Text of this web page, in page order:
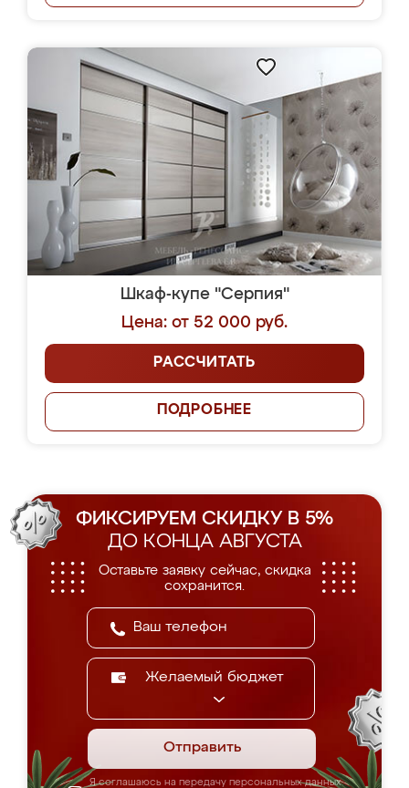
Шкаф-купе "Серпия"
Цена: от 52 000 руб.
РАССЧИТАТЬ
ПОДРОБНЕЕ
ФИКСИРУЕМ СКИДКУ В 5%
ДО КОНЦА АВГУСТА
Оставьте заявку сейчас, скидка
сохранится.
Желаемый бюджет
Отправить
Я соглашаюсь на передачу персональных данных